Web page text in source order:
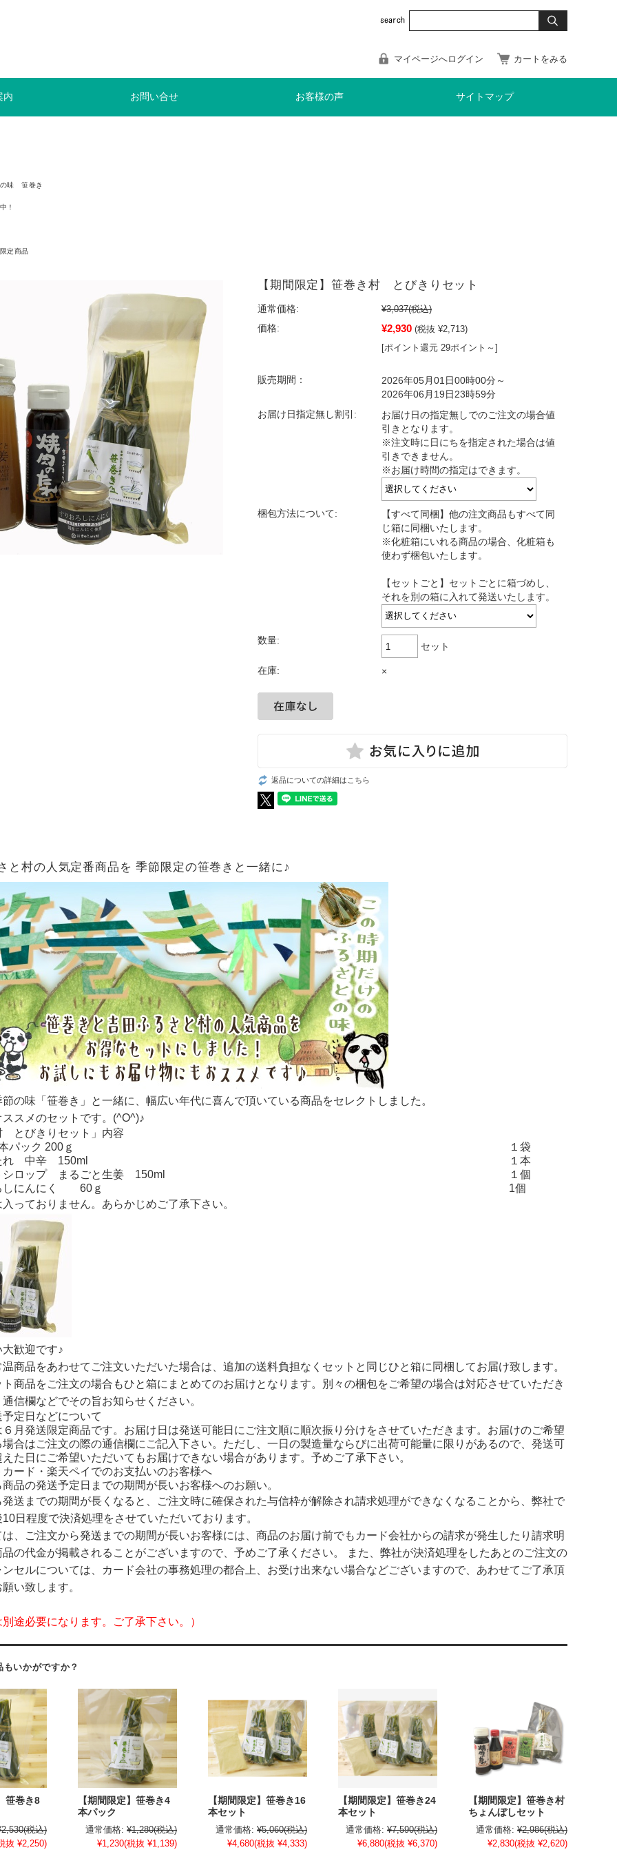
マイページへログイン カートをみる
内 お問い合せ お客様の声 サイトマップ
味 笹巻き
！
定商品
【期間限定】笹巻き村 とびきりセット
通常価格: ¥3,037(税込)
価格:
¥2,930 (税抜 ¥2,713)
[ポイント還元 29ポイント～]
販売期間：
2026年05月01日00時00分～
2026年06月19日23時59分
お届け日指定無し割引:
お届け日の指定無しでのご注文の場合値
引きとなります。
※注文時に日にちを指定された場合は値
引きできません。
※お届け時間の指定はできます。
梱包方法について:
【すべて同梱】他の注文商品もすべて同
じ箱に同梱いたします。
※化粧箱にいれる商品の場合、化粧箱も
使わず梱包いたします。
【セットごと】セットごとに箱づめし、
それを別の箱に入れて発送いたします。
数量:
セット
在庫: ×
返品についての詳細はこちら
と村の人気定番商品を 季節限定の笹巻きと一緒に♪
の味「笹巻き」と一緒に、幅広い年代に喜んで頂いている商品をセレクトしました。
スメのセットです。(^O^)♪
とびきりセット」内容
パック 200ｇ
１袋
れ 中辛 150ml
１本
シロップ まるごと生姜 150ml
１個
しにんにく 60ｇ
1個
っておりません。あらかじめご了承下さい。
歓迎です♪
商品をあわせてご注文いただいた場合は、追加の送料負担なくセットと同じひと箱に同梱してお届け致します。
商品をご注文の場合もひと箱にまとめてのお届けとなります。別々の梱包をご希望の場合は対応させていただき
信欄などでその旨お知らせください。
定日などについて
月発送限定商品です。お届け日は発送可能日にご注文順に順次振り分けをさせていただきます。 お届けのご希望
合はご注文の際の通信欄にご記入下さい。ただし、一日の製造量ならびに出荷可能量に限りがあるので、発送可
た日にご希望いただいてもお届けできない場合があります。予めご了承下さい。
ード・楽天ペイでのお支払いのお客様へ
品の発送予定日までの期間が長いお客様へのお願い。
送までの期間が長くなると、ご注文時に確保された与信枠が解除され請求処理ができなくなることから、弊社で
日程度で決済処理をさせていただいております。
、ご注文から発送までの期間が長いお客様には、商品のお届け前でもカード会社からの請求が発生したり請求明
の代金が掲載されることがございますので、予めご了承ください。 また、弊社が決済処理をしたあとのご注文の
セルについては、カード会社の事務処理の都合上、お受け出来ない場合などございますので、あわせてご了承頂
い致します。
途必要になります。ご了承下さい。）
もいかがですか？
笹巻き8
(税込)
抜 ¥2,250)
【期間限定】笹巻き4
本パック
通常価格: ¥1,280(税込)
¥1,230(税抜 ¥1,139)
【期間限定】笹巻き16
本セット
通常価格: ¥5,060(税込)
¥4,680(税抜 ¥4,333)
【期間限定】笹巻き24
本セット
通常価格: ¥7,590(税込)
¥6,880(税抜 ¥6,370)
【期間限定】笹巻き村
ちょんぼしセット
通常価格: ¥2,986(税込)
¥2,830(税抜 ¥2,620)